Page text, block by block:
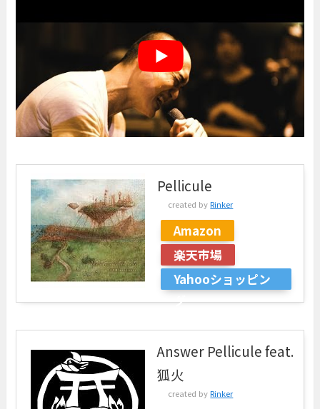
Pellicule
created byRinker
Amazon
楽天市場
Yahooショッピン
グ
Answer Pellicule feat.
狐火
created byRinker